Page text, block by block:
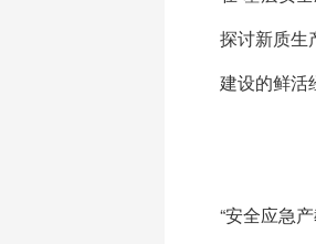
探讨新质生
建设的鲜活
“安全应急